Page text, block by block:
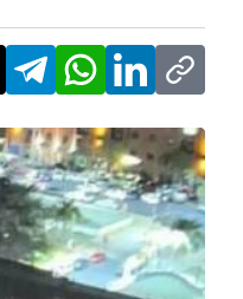
TelegramWhatsApp
LinkedInCopy